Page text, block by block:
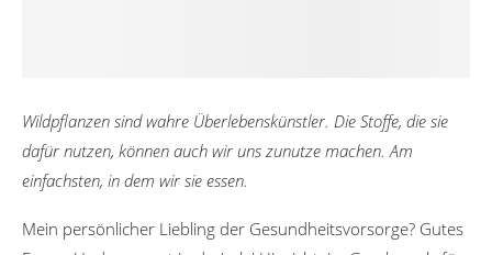
Wildpflanzen sind wahre Überlebenskünstler. Die Stoffe, die sie
dafür nutzen, können auch wir uns zunutze machen. Am
einfachsten, in dem wir sie essen.
Mein persönlicher Liebling der Gesundheitsvorsorge? Gutes